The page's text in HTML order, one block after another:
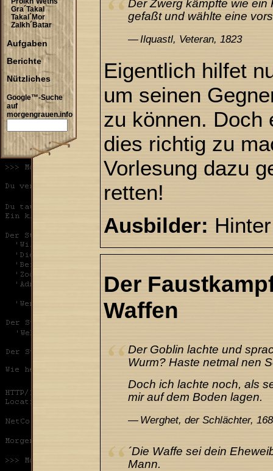
Gra´Takal
Takal´Mor
Zalkh´Batar
Aufgaben
Berichte
Nützliches
Google™-Suche
auf
morgengrauen.info
Der Zwerg kämpfte wie
gefaßt und wählte eine
Ilquastl, Veteran, 1823
Eigentlich hilfet
um seinen
zu können. Doch
dies richtig zu
Vorlesung dazu
retten!
Ausbilder:
Der
Waffen
Der Goblin lachte und
Wurm? Haste netmal nen
Doch ich lachte noch, als
mir auf dem Boden lagen.
Werghet, der Schlächter,
´Die Waffe sei dein
Mann.